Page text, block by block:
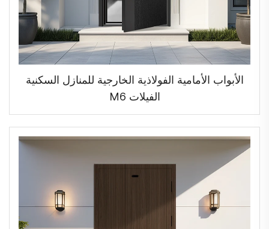
الأبواب الأمامية الفولاذية الخارجية للمنازل السكنية
الفيلات M6